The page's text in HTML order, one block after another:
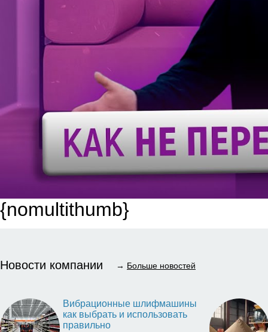
{nomultithumb}
Новости компании → Больше новостей
Вибрационные шлифмашины
как выбрать и использовать
правильно